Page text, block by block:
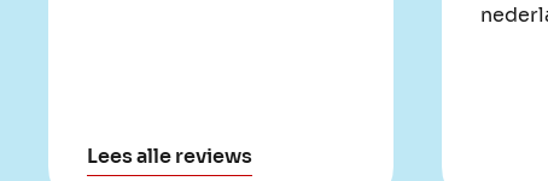
Lees alle reviews